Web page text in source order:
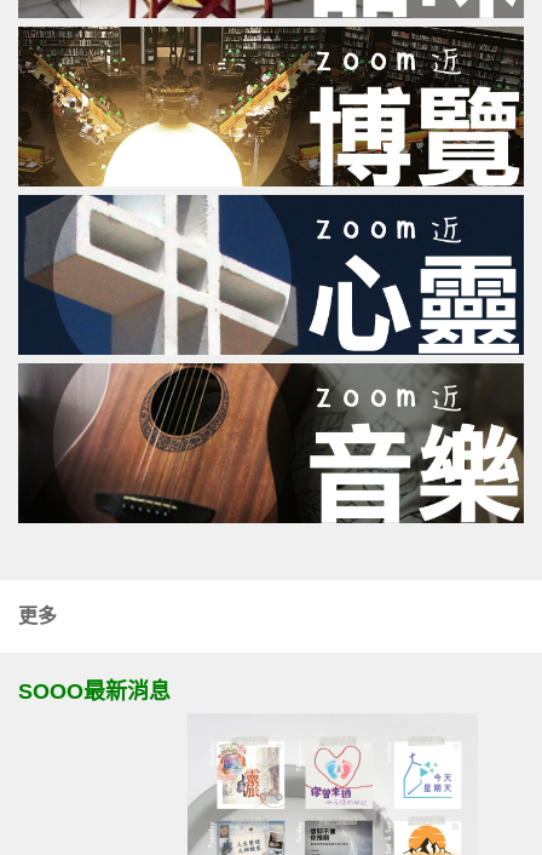
更多
SOOO最新消息